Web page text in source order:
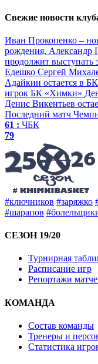
Свежие новости
Иван Прокопенко –
рождения, Александр
продолжит
Едешко Сергей
Адайкин остается в
игрок БК «Химки»
Денис Викентьев
Последний матч
61 : ЧБК
79
#ключников #заряжко
#шарапов
СЕЗОН 19/20
Турнирная
Расписание игр
Репортажи
КОМАНДА
Состав команды
Тренеры и
Статистика